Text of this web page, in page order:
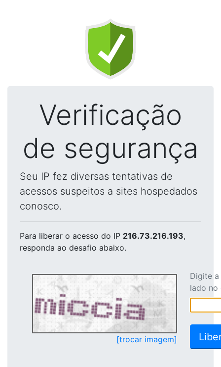
Verificação
de segurança
Seu IP fez diversas tentativas de
acessos suspeitos a sites hospedados
conosco.
Para liberar o acesso do IP 216.73.216.193,
responda ao desafio abaixo.
[trocar imagem]
Digite
lado no